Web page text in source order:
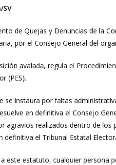
SV
de Quejas y Denuncias de la
por el Consejo General del
avalada, regula el
(PES).
se instaura por faltas
en definitiva el Consejo
agravios realizados dentro de los
definitiva el Tribunal Estatal
este estatuto, cualquier persona